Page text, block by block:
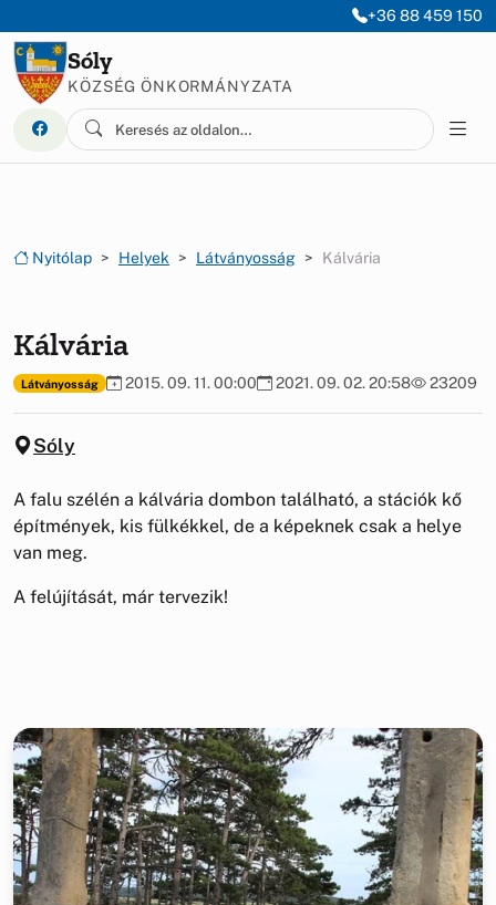
+36 88 459 150
Sóly
KÖZSÉG ÖNKORMÁNYZATA
Nyitólap Helyek Látványosság Kálvária
Kálvária
Látványosság 2015. 09. 11. 00:00 2021. 09. 02. 20:58 23209
Sóly
A falu szélén a kálvária dombon található, a stációk kő
építmények, kis fülkékkel, de a képeknek csak a helye
van meg.
A felújítását, már tervezik!